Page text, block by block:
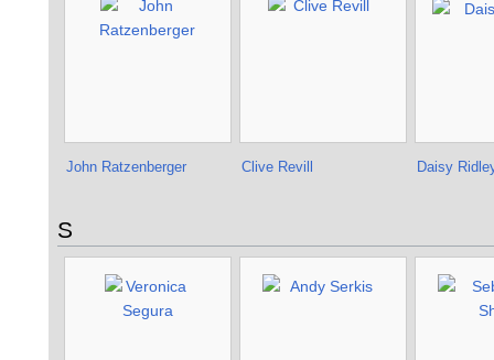
John Ratzenberger Clive Revill Daisy
S